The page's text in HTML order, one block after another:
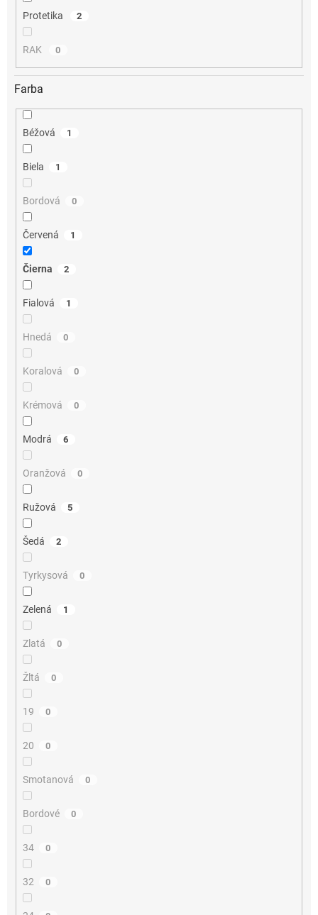
Protetika 2
RAK 0
Farba
Béžová 1
Biela 1
Bordová 0
Červená 1
Čierna 2
Fialová 1
Hnedá 0
Koralová 0
Krémová 0
Modrá 6
Oranžová 0
Ružová 5
Šedá 2
Tyrkysová 0
Zelená 1
Zlatá 0
Žltá 0
19 0
20 0
Smotanová 0
Bordové 0
34 0
32 0